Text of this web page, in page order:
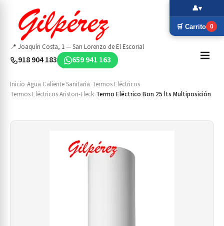
📍 Joaquín Costa, 1 — San Lorenzo de El Escorial
918 904 183 659 941 163
Inicio Agua Caliente Sanitaria Termos Eléctricos
Termos Eléctricos Ariston-Fleck Termo Eléctrico Bon 25 lts Multiposición
🛒 Carrito 0
👤▾